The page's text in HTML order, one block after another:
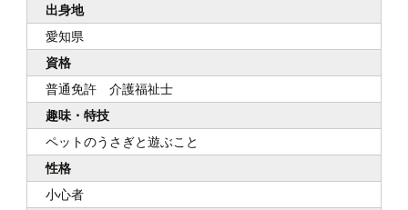
出身地
愛知県
資格
普通免許 介護福祉士
趣味・特技
ペットのうさぎと遊ぶこと
性格
小心者